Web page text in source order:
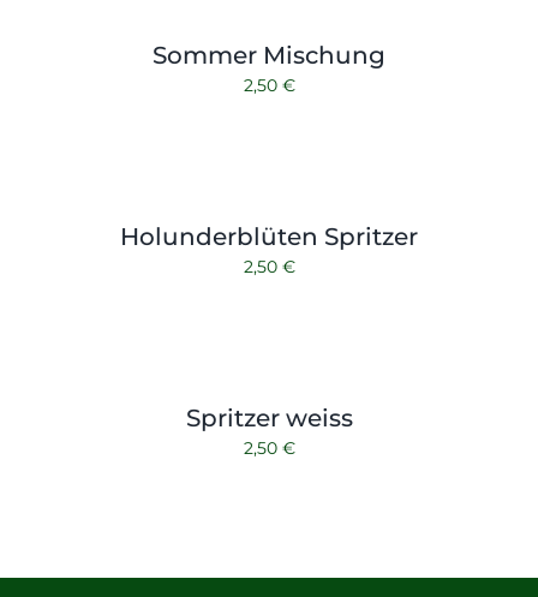
Kontakt
Sommer Mischung
2,50 €
Holunderblüten Spritzer
2,50 €
Spritzer weiss
2,50 €